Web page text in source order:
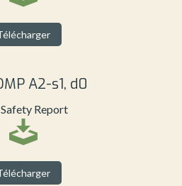
A2-s1, d0
Report